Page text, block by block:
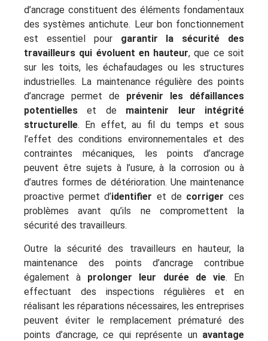
d’ancrage constituent des éléments fondamentaux
des systèmes antichute. Leur bon fonctionnement
est essentiel pour garantir la sécurité des
travailleurs qui évoluent en hauteur, que ce soit
sur les toits, les échafaudages ou les structures
industrielles. La maintenance régulière des points
d’ancrage permet de prévenir les défaillances
potentielles et de maintenir leur intégrité
structurelle. En effet, au fil du temps et sous
l’effet des conditions environnementales et des
contraintes mécaniques, les points d’ancrage
peuvent être sujets à l’usure, à la corrosion ou à
d’autres formes de détérioration. Une maintenance
proactive permet d’identifier et de corriger ces
problèmes avant qu’ils ne compromettent la
sécurité des travailleurs.
Outre la sécurité des travailleurs en hauteur, la
maintenance des points d’ancrage contribue
également à prolonger leur durée de vie. En
effectuant des inspections régulières et en
réalisant les réparations nécessaires, les entreprises
peuvent éviter le remplacement prématuré des
points d’ancrage, ce qui représente un avantage